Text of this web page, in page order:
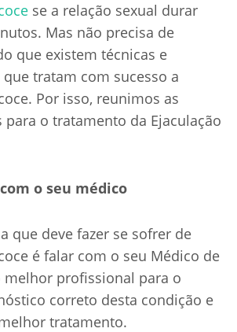
se a relação sexual durar
Mas não precisa de
que existem técnicas e
tratam com sucesso a
Por isso, reunimos as
para o tratamento da Ejaculação
o seu médico
que deve fazer se sofrer de
é falar com o seu Médico de
melhor profissional para o
correto desta condição e
tratamento.